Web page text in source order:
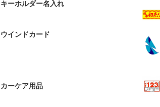
キーホルダー名入れ
ウインドカード
カーケア用品